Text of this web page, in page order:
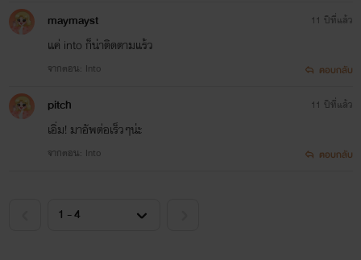
maymayst
แค่ into ก็น่าติดตามแร้ว
จากตอน: Into
11 ปีที่แล้ว
ตอบกลับ
pitch
เอิ่ม! มาอัพต่อเร็วๆน่ะ
จากตอน: Into
11 ปีที่แล้ว
ตอบกลับ